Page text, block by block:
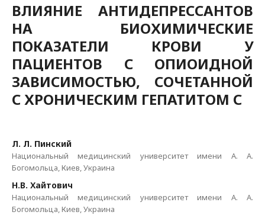
ВЛИЯНИЕ АНТИДЕПРЕССАНТОВ
НА БИОХИМИЧЕСКИЕ
ПОКАЗАТЕЛИ КРОВИ У
ПАЦИЕНТОВ С ОПИОИДНОЙ
ЗАВИСИМОСТЬЮ, СОЧЕТАННОЙ
С ХРОНИЧЕСКИМ ГЕПАТИТОМ С
Л. Л. Пинский
Национальный медицинский университет имени А. А.
Богомольца, Киев, Украина
Н.В. Хайтович
Национальный медицинский университет имени А. А.
Богомольца, Киев, Украина